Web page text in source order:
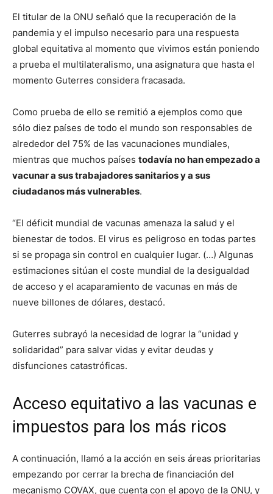
El titular de la ONU señaló que la recuperación de la
pandemia y el impulso necesario para una respuesta
global equitativa al momento que vivimos están poniendo
a prueba el multilateralismo, una asignatura que hasta el
momento Guterres considera fracasada.
Como prueba de ello se remitió a ejemplos como que
sólo diez países de todo el mundo son responsables de
alrededor del 75% de las vacunaciones mundiales,
mientras que muchos países todavía no han empezado a
vacunar a sus trabajadores sanitarios y a sus
ciudadanos más vulnerables.
“El déficit mundial de vacunas amenaza la salud y el
bienestar de todos. El virus es peligroso en todas partes
si se propaga sin control en cualquier lugar. (…) Algunas
estimaciones sitúan el coste mundial de la desigualdad
de acceso y el acaparamiento de vacunas en más de
nueve billones de dólares, destacó.
Guterres subrayó la necesidad de lograr la “unidad y
solidaridad” para salvar vidas y evitar deudas y
disfunciones catastróficas.
Acceso equitativo a las vacunas e
impuestos para los más ricos
A continuación, llamó a la acción en seis áreas prioritarias
empezando por cerrar la brecha de financiación del
mecanismo COVAX, que cuenta con el apoyo de la ONU, y